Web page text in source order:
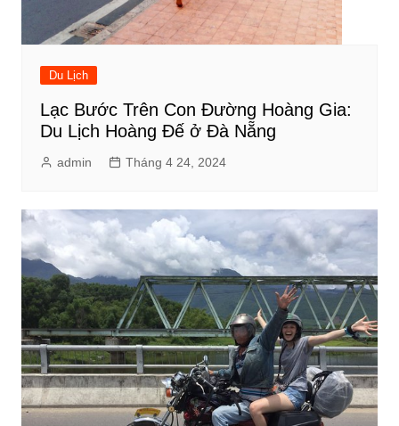
Du Lịch
Lạc Bước Trên Con Đường Hoàng Gia:
Du Lịch Hoàng Đế ở Đà Nẵng
admin Tháng 4 24, 2024